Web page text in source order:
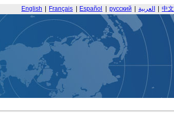
English Français Español русский العربية 中文